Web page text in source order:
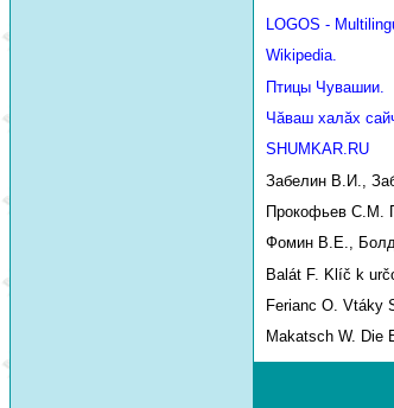
LOGOS -
Wikipedia.
Птицы Чувашии.
Чăваш халăх
SHUMKAR.RU
Забелин В.И.,
Прокофьев С.М.
Фомин В.Е., Болд
Balát F. Klíč k
Ferianc O. Vtáky
Makatsch W. Die